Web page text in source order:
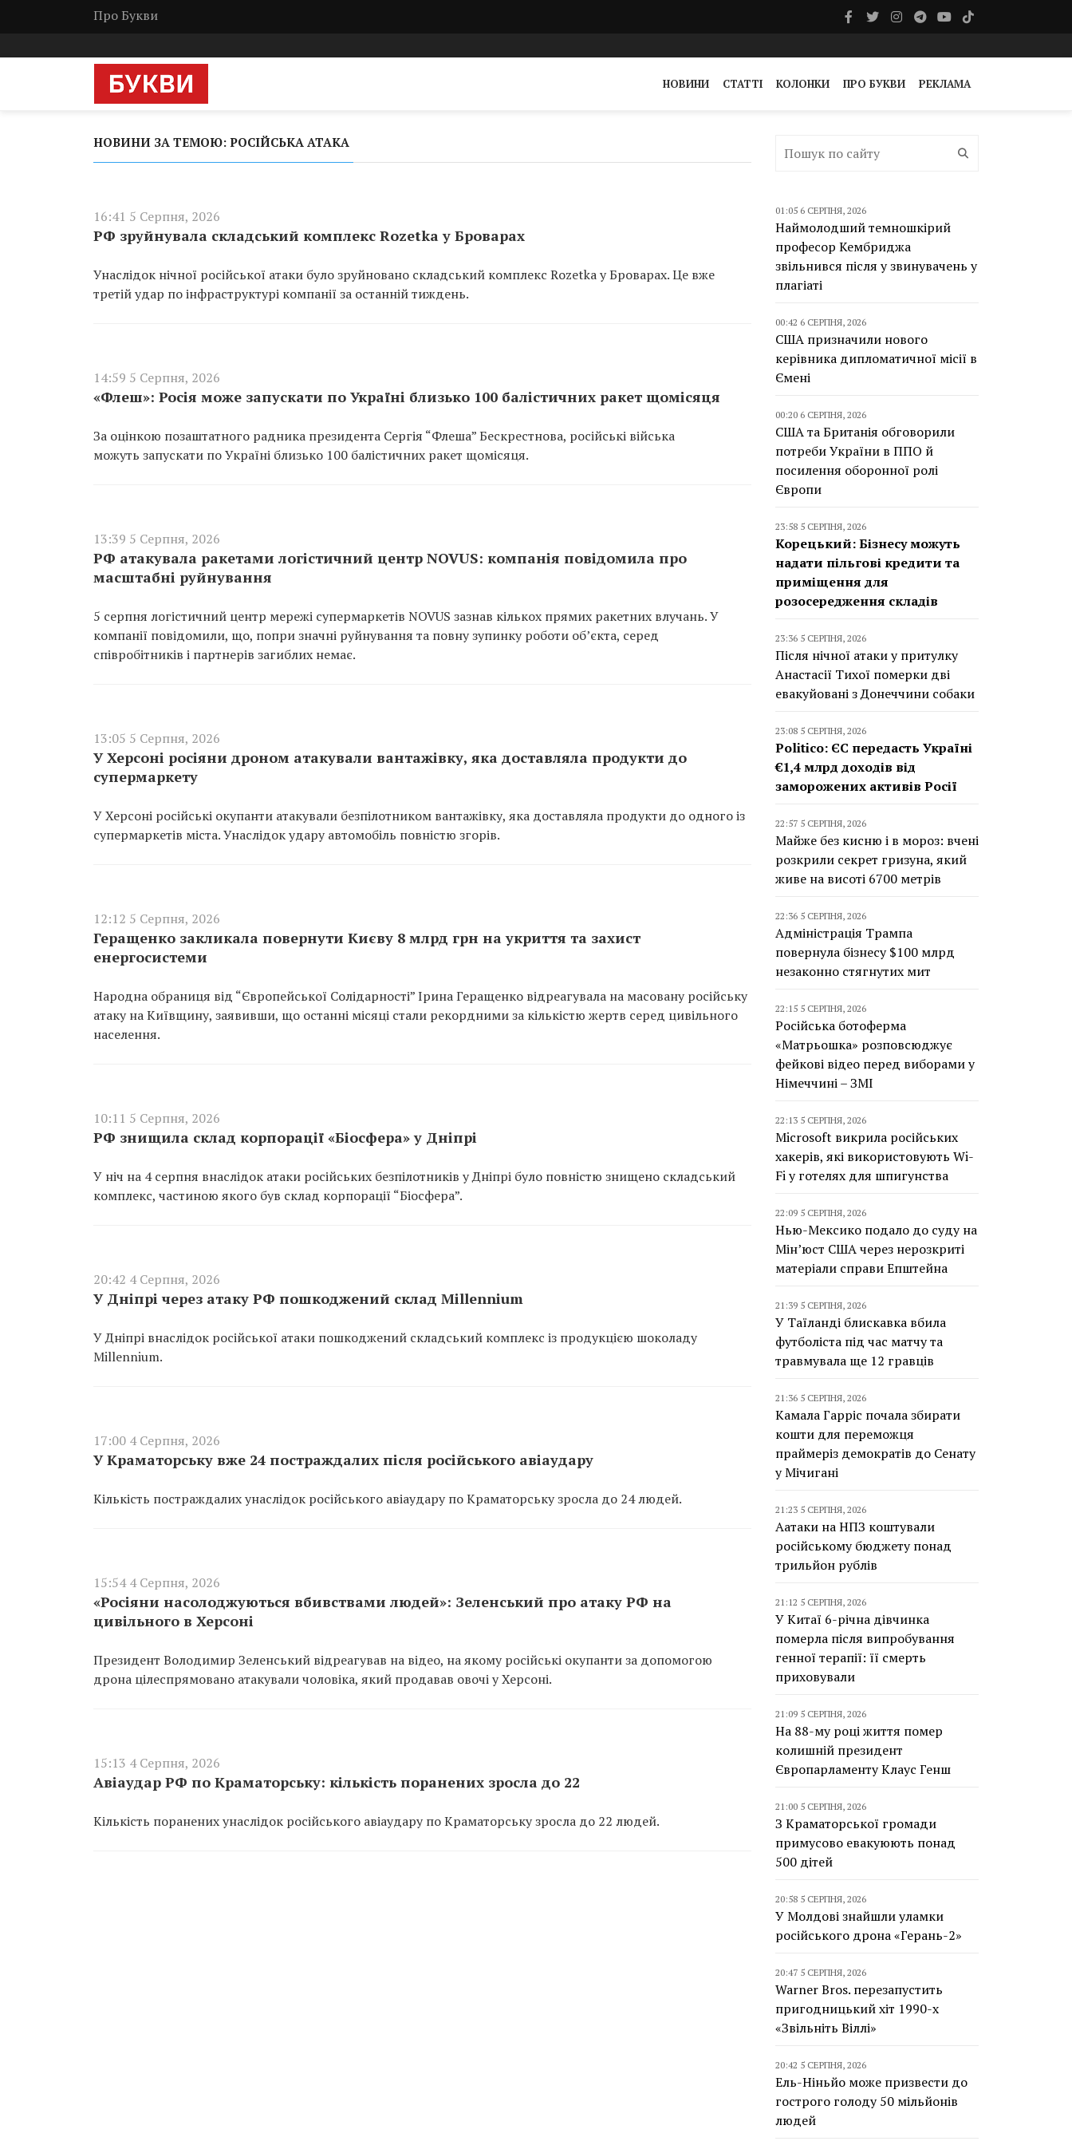
Про Букви
НОВИНИ СТАТТІ КОЛОНКИ ПРО БУКВИ РЕКЛАМА
НОВИНИ ЗА ТЕМОЮ: РОСІЙСЬКА АТАКА
16:41 5 Серпня, 2026
РФ зруйнувала складський комплекс Rozetka у Броварах
Унаслідок нічної російської атаки було зруйновано складський комплекс Rozetka у Броварах. Це вже
третій удар по інфраструктурі компанії за останній тиждень.
14:59 5 Серпня, 2026
«Флеш»: Росія може запускати по Україні близько 100 балістичних ракет щомісяця
За оцінкою позаштатного радника президента Сергія “Флеша” Бескрестнова, російські війська
можуть запускати по Україні близько 100 балістичних ракет щомісяця.
13:39 5 Серпня, 2026
РФ атакувала ракетами логістичний центр NOVUS: компанія повідомила про
масштабні руйнування
5 серпня логістичний центр мережі супермаркетів NOVUS зазнав кількох прямих ракетних влучань. У
компанії повідомили, що, попри значні руйнування та повну зупинку роботи об’єкта, серед
співробітників і партнерів загиблих немає.
13:05 5 Серпня, 2026
У Херсоні росіяни дроном атакували вантажівку, яка доставляла продукти до
супермаркету
У Херсоні російські окупанти атакували безпілотником вантажівку, яка доставляла продукти до одного із
супермаркетів міста. Унаслідок удару автомобіль повністю згорів.
12:12 5 Серпня, 2026
Геращенко закликала повернути Києву 8 млрд грн на укриття та захист
енергосистеми
Народна обраниця від “Європейської Солідарності” Ірина Геращенко відреагувала на масовану російську
атаку на Київщину, заявивши, що останні місяці стали рекордними за кількістю жертв серед цивільного
населення.
10:11 5 Серпня, 2026
РФ знищила склад корпорації «Біосфера» у Дніпрі
У ніч на 4 серпня внаслідок атаки російських безпілотників у Дніпрі було повністю знищено складський
комплекс, частиною якого був склад корпорації “Біосфера”.
20:42 4 Серпня, 2026
У Дніпрі через атаку РФ пошкоджений склад Millennium
У Дніпрі внаслідок російської атаки пошкоджений складський комплекс із продукцією шоколаду
Millennium.
17:00 4 Серпня, 2026
У Краматорську вже 24 постраждалих після російського авіаудару
Кількість постраждалих унаслідок російського авіаудару по Краматорську зросла до 24 людей.
15:54 4 Серпня, 2026
«Росіяни насолоджуються вбивствами людей»: Зеленський про атаку РФ на
цивільного в Херсоні
Президент Володимир Зеленський відреагував на відео, на якому російські окупанти за допомогою
дрона цілеспрямовано атакували чоловіка, який продавав овочі у Херсоні.
15:13 4 Серпня, 2026
Авіаудар РФ по Краматорську: кількість поранених зросла до 22
Кількість поранених унаслідок російського авіаудару по Краматорську зросла до 22 людей.
01:05 6 СЕРПНЯ, 2026
Наймолодший темношкірий
професор Кембриджа
звільнився після у звинувачень у
плагіаті
00:42 6 СЕРПНЯ, 2026
США призначили нового
керівника дипломатичної місії в
Ємені
00:20 6 СЕРПНЯ, 2026
США та Британія обговорили
потреби України в ППО й
посилення оборонної ролі
Європи
23:58 5 СЕРПНЯ, 2026
Корецький: Бізнесу можуть
надати пільгові кредити та
приміщення для
розосередження складів
23:36 5 СЕРПНЯ, 2026
Після нічної атаки у притулку
Анастасії Тихої померки дві
евакуйовані з Донеччини собаки
23:08 5 СЕРПНЯ, 2026
Politico: ЄС передасть Україні
€1,4 млрд доходів від
заморожених активів Росії
22:57 5 СЕРПНЯ, 2026
Майже без кисню і в мороз: вчені
розкрили секрет гризуна, який
живе на висоті 6700 метрів
22:36 5 СЕРПНЯ, 2026
Адміністрація Трампа
повернула бізнесу $100 млрд
незаконно стягнутих мит
22:15 5 СЕРПНЯ, 2026
Російська ботоферма
«Матрьошка» розповсюджує
фейкові відео перед виборами у
Німеччині – ЗМІ
22:13 5 СЕРПНЯ, 2026
Microsoft викрила російських
хакерів, які використовують Wi-
Fi у готелях для шпигунства
22:09 5 СЕРПНЯ, 2026
Нью-Мексико подало до суду на
Мін’юст США через нерозкриті
матеріали справи Епштейна
21:39 5 СЕРПНЯ, 2026
У Таїланді блискавка вбила
футболіста під час матчу та
травмувала ще 12 гравців
21:36 5 СЕРПНЯ, 2026
Камала Гарріс почала збирати
кошти для переможця
праймеріз демократів до Сенату
у Мічигані
21:23 5 СЕРПНЯ, 2026
Аатаки на НПЗ коштували
російському бюджету понад
трильйон рублів
21:12 5 СЕРПНЯ, 2026
У Китаї 6-річна дівчинка
померла після випробування
генної терапії: її смерть
приховували
21:09 5 СЕРПНЯ, 2026
На 88-му році життя помер
колишній президент
Європарламенту Клаус Генш
21:00 5 СЕРПНЯ, 2026
З Краматорської громади
примусово евакуюють понад
500 дітей
20:58 5 СЕРПНЯ, 2026
У Молдові знайшли уламки
російського дрона «Герань-2»
20:47 5 СЕРПНЯ, 2026
Warner Bros. перезапустить
пригодницький хіт 1990-х
«Звільніть Віллі»
20:42 5 СЕРПНЯ, 2026
Ель-Ніньйо може призвести до
гострого голоду 50 мільйонів
людей